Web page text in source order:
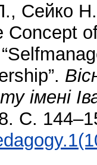
, Сейко
Concept
імені
С.